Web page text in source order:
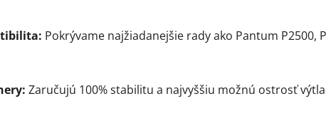
ý
s
u
Pokrývame najžiadanejšie rady ako Pantum P2500,
Zaručujú 100% stabilitu a najvyššiu možnú ostrosť